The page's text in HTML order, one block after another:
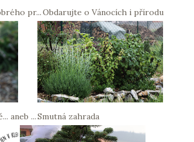
pr...Obdarujte o Vánocích i přírodu
aneb ...Smutná zahrada